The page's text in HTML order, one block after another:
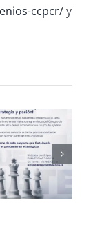
ccpcr/y
CCPCR
Informa